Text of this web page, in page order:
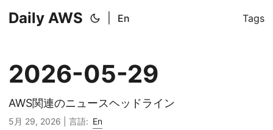
Daily AWS En Tags
2026-05-29
AWS関連のニュースヘッドライン
5月 29, 2026 言語: En